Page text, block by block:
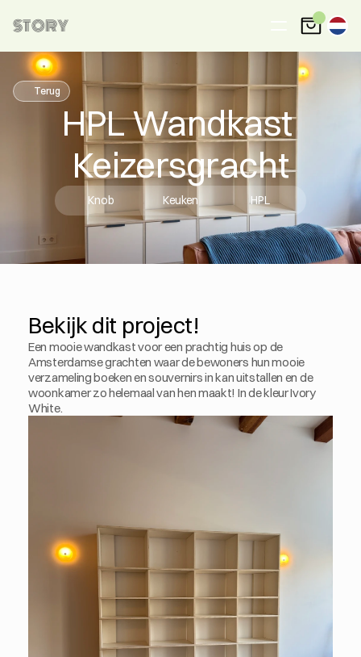
STORY
Terug
HPL Wandkast
Keizersgracht
Knob Keuken HPL
Bekijk dit project!
Een mooie wandkast voor een prachtig huis op de
Amsterdamse grachten waar de bewoners hun mooie
verzameling boeken en souvernirs in kan uitstallen en de
woonkamer zo helemaal van hen maakt! In de kleur Ivory
White.